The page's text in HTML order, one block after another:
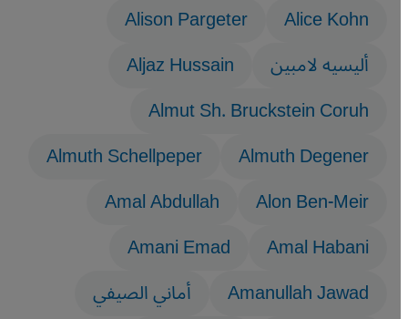
Alice Kohn
Alison Pargeter
أليسيه لامبين
Aljaz Hussain
Almut Sh. Bruckstein Coruh
Almuth Degener
Almuth Schellpeper
Alon Ben-Meir
Amal Abdullah
Amal Habani
Amani Emad
Amanullah Jawad
أماني الصيفي